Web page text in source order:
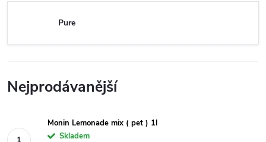
Pure
Nejprodávanější
Monin Lemonade mix ( pet ) 1l
Skladem